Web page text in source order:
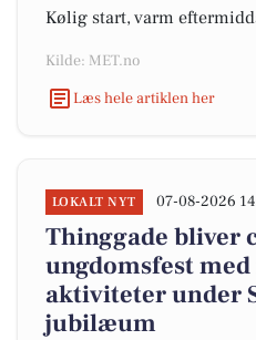
Kølig start, varm
Kilde: MET.no
Læs hele artiklen her
LOKALT NYT 07-08-2026
Thinggade bliver
ungdomsfest
aktiviteter under
jubilæum